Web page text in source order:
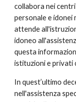
collabora nei
personale e idonei
attende
idoneo
questa
istituzioni e privati
In quest’ultimo
nell'assistenza